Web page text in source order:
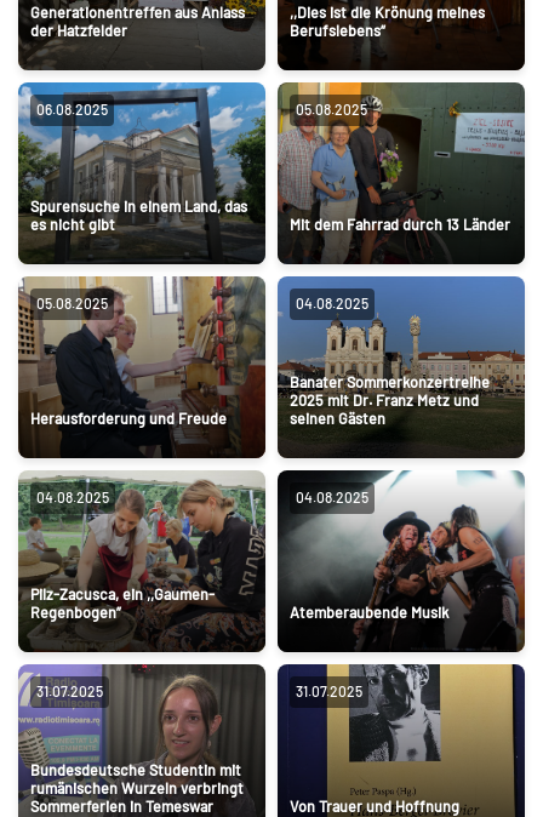
Generationentreffen aus Anlass
der Hatzfelder
,,Dies ist die Krönung meines
Berufslebens“
06.08.2025
Spurensuche in einem Land, das
es nicht gibt
05.08.2025
Mit dem Fahrrad durch 13 Länder
05.08.2025
Herausforderung und Freude
04.08.2025
Banater Sommerkonzertreihe
2025 mit Dr. Franz Metz und
seinen Gästen
04.08.2025
Pilz-Zacusca, ein ,,Gaumen-
Regenbogen”
04.08.2025
Atemberaubende Musik
31.07.2025
Bundesdeutsche Studentin mit
rumänischen Wurzeln verbringt
Sommerferien in Temeswar
31.07.2025
Von Trauer und Hoffnung